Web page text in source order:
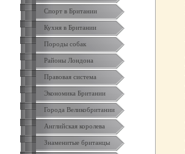
Спорт в Британии
Кухня в Британии
Породы собак
Районы Лондона
Правовая система
Экономика Британии
Города Великобритании
Английская королева
Знаменитые британцы